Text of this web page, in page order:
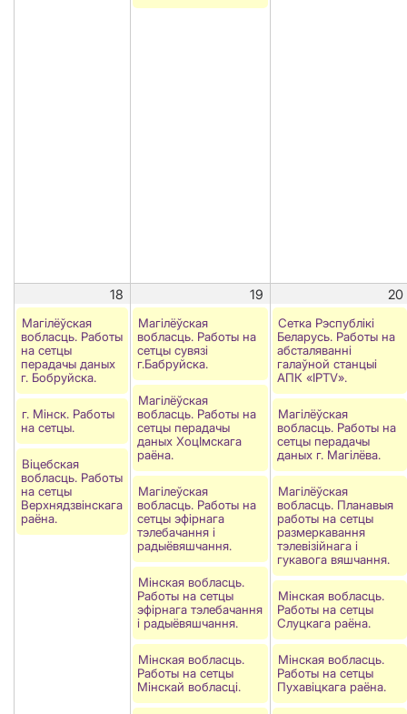
18 19 20
Магілёўская
вобласць. Работы
на сетцы
перадачы даных
г. Бобруйска.
г. Мінск. Работы
на сетцы.
Віцебская
вобласць. Работы
на сетцы
Верхнядзвінскага
раёна.
Магілёўская
вобласць. Работы на
сетцы сувязі
г.Бабруйска.
Магілёўская
вобласць. Работы на
сетцы перадачы
даных ХоцIмскага
раёна.
Магiлеўская
вобласць. Работы на
сетцы эфірнага
тэлебачання і
радыёвяшчання.
Мінская вобласць.
Работы на сетцы
эфірнага тэлебачання
і радыёвяшчання.
Мінская вобласць.
Работы на сетцы
Мінскай вобласці.
Сетка Рэспублікі
Беларусь. Работы на
абсталяванні
галаўной станцыі
АПК «IPTV».
Магілёўская
вобласць. Работы на
сетцы перадачы
даных г. Магілёва.
Магілёўская
вобласць. Планавыя
работы на сетцы
размеркавання
тэлевізійнага і
гукавога вяшчання.
Мінская вобласць.
Работы на сетцы
Слуцкага раёна.
Мінская вобласць.
Работы на сетцы
Пухавіцкага раёна.